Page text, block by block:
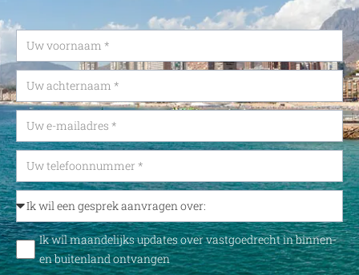
Ik wil maandelijks updates over vastgoedrecht in binnen-
en buitenland ontvangen